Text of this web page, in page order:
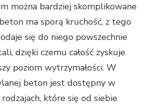
można bardziej skomplikowane
ma sporą kruchość, z tego
się do niego powszechnie
dzięki czemu całość zyskuje
poziom wytrzymałości. W
beton jest dostępny w
które się od siebie